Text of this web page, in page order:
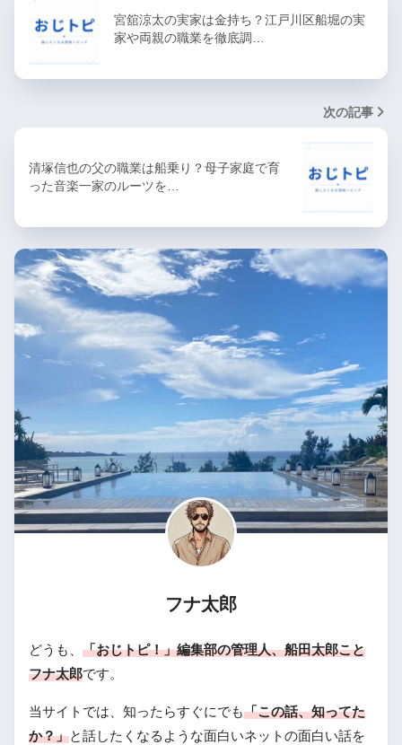
宮舘涼太の実家は金持ち？江戸川区船堀の実
家や両親の職業を徹底調…
次の記事
清塚信也の父の職業は船乗り？母子家庭で育
った音楽一家のルーツを…
フナ太郎
どうも、 「おじトピ！」編集部の管理人、船田太郎こと
フナ太郎です。
当サイトでは、知ったらすぐにでも「この話、知ってた
か？」と話したくなるような面白いネットの面白い話を